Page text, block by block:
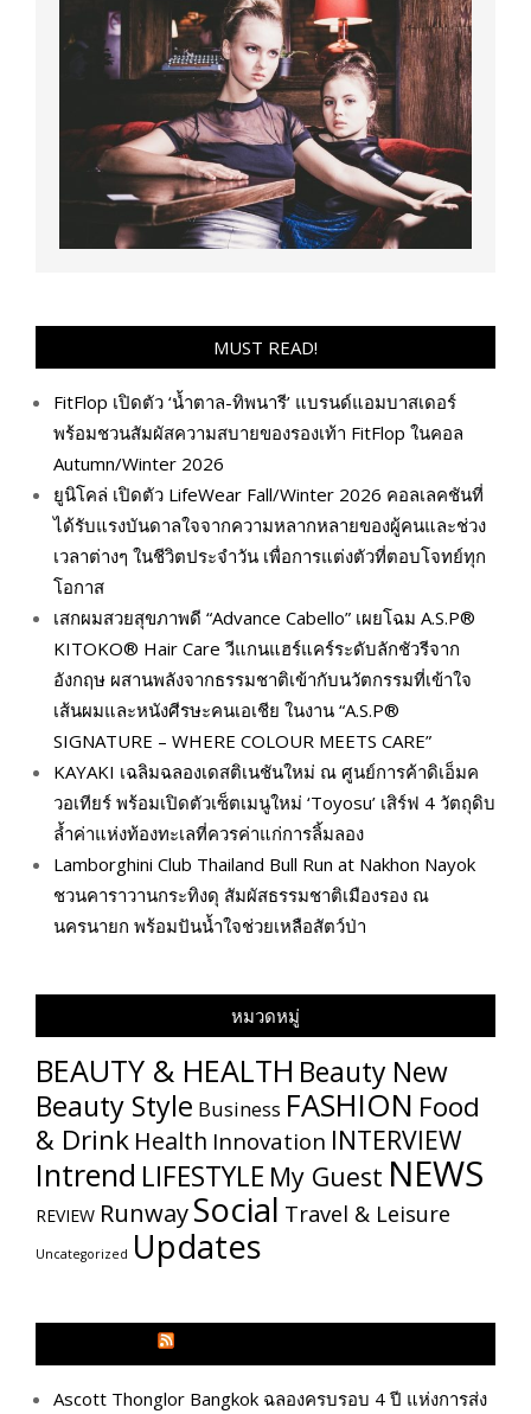
MUST READ!
FitFlop เปิดตัว ‘น้ำตาล-ทิพนารี’ แบรนด์แอมบาสเดอร์
พร้อมชวนสัมผัสความสบายของรองเท้า FitFlop ในคอล
Autumn/Winter 2026
ยูนิโคล่ เปิดตัว LifeWear Fall/Winter 2026 คอลเลคชันที่
ได้รับแรงบันดาลใจจากความหลากหลายของผู้คนและช่วง
เวลาต่างๆ ในชีวิตประจำวัน เพื่อการแต่งตัวที่ตอบโจทย์ทุก
โอกาส
เสกผมสวยสุขภาพดี “Advance Cabello” เผยโฉม A.S.P®
KITOKO® Hair Care วีแกนแฮร์แคร์ระดับลักชัวรีจาก
อังกฤษ ผสานพลังจากธรรมชาติเข้ากับนวัตกรรมที่เข้าใจ
เส้นผมและหนังศีรษะคนเอเชีย ในงาน “A.S.P®
SIGNATURE – WHERE COLOUR MEETS CARE”
KAYAKI เฉลิมฉลองเดสติเนชันใหม่ ณ ศูนย์การค้าดิเอ็มค
วอเทียร์ พร้อมเปิดตัวเซ็ตเมนูใหม่ ‘Toyosu’ เสิร์ฟ 4 วัตถุดิบ
ล้ำค่าแห่งท้องทะเลที่ควรค่าแก่การลิ้มลอง
Lamborghini Club Thailand Bull Run at Nakhon Nayok
ชวนคาราวานกระทิงดุ สัมผัสธรรมชาติเมืองรอง ณ
นครนายก พร้อมปันน้ำใจช่วยเหลือสัตว์ป่า
หมวดหมู่
BEAUTY & HEALTH Beauty New
Beauty Style Business FASHION Food
& Drink Health Innovation INTERVIEW
Intrend LIFESTYLE My​ Guest NEWS
REVIEW RunwaySocial Travel & Leisure
Uncategorized Updates
Ascott Thonglor Bangkok ฉลองครบรอบ 4 ปี แห่งการส่ง